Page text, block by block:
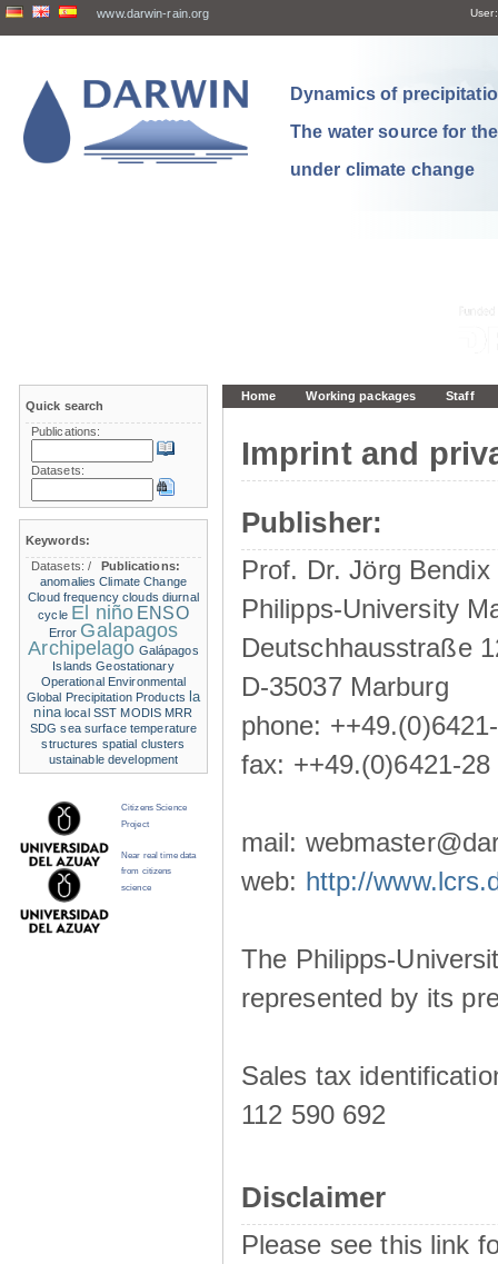
www.darwin-rain.org User:
Dynamics of
The water source for
under climate change
Home Working packages Staff
Imprint and
Publisher:
Prof. Dr. Jörg Bendix
Philipps-University
Deutschhausstraße
D-35037 Marburg
phone:
fax: ++49.(0)6421-28
mail:
web: http://
The Philipps-
represented by its
Sales tax
112 590 692
Disclaimer
Please see this link
Quick search
Publications:
Datasets:
Keywords:
Datasets:/
Publications:
anomalies Climate Change
Cloud frequency clouds diurnal
cycle El niño ENSO
Error Galapagos
Archipelago Galápagos
Islands Geostationary
Operational Environmental
Global Precipitation Products la
nina local SST MODIS MRR
SDG sea surface temperature
structures spatial clusters
ustainable development
Citizens Science
Project
Near real time data
from citizens
science